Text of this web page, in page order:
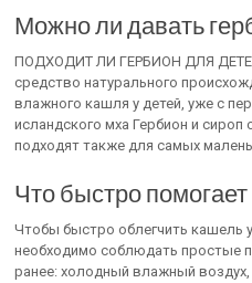
Можно ли давать
ПОДХОДИТ ЛИ ГЕРБИОН ДЛЯ
средство натурального
влажного кашля у детей, уже с
исландского мха Гербион и
подходят также для самых
Что быстро
Чтобы быстро облегчить кашель
необходимо соблюдать простые
ранее: холодный влажный